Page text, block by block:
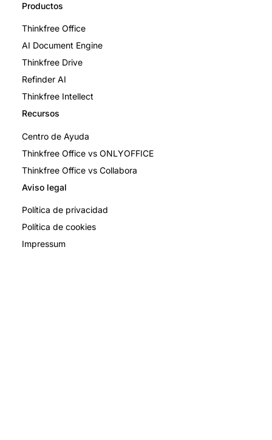
Productos
Thinkfree Office
AI Document Engine
Thinkfree Drive
Refinder AI
Thinkfree Intellect
Recursos
Centro de Ayuda
Thinkfree Office vs ONLYOFFICE
Thinkfree Office vs Collabora
Aviso legal
Política de privacidad
Política de cookies
Impressum